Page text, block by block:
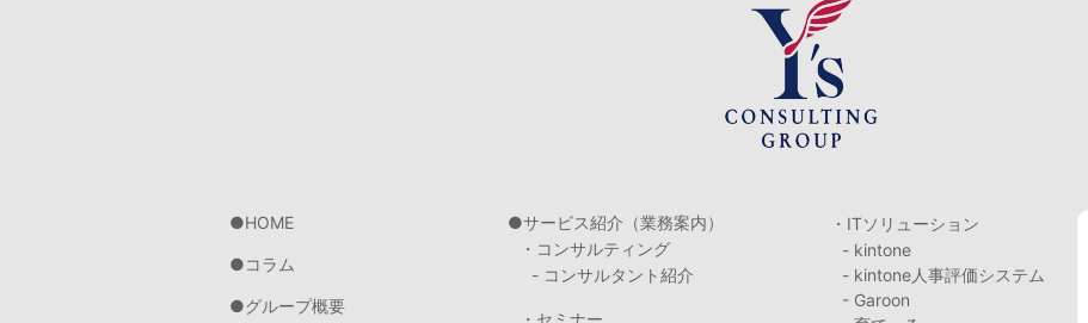
HOME
コラム
グループ概要
サービス紹介（業務案内）
・コンサルティング
- コンサルタント紹介
・セミナー
・ITソリューション
- kintone
- kintone人事評価システム
- Garoon